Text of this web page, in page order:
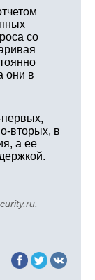
со
они в
вторых, в
а ее